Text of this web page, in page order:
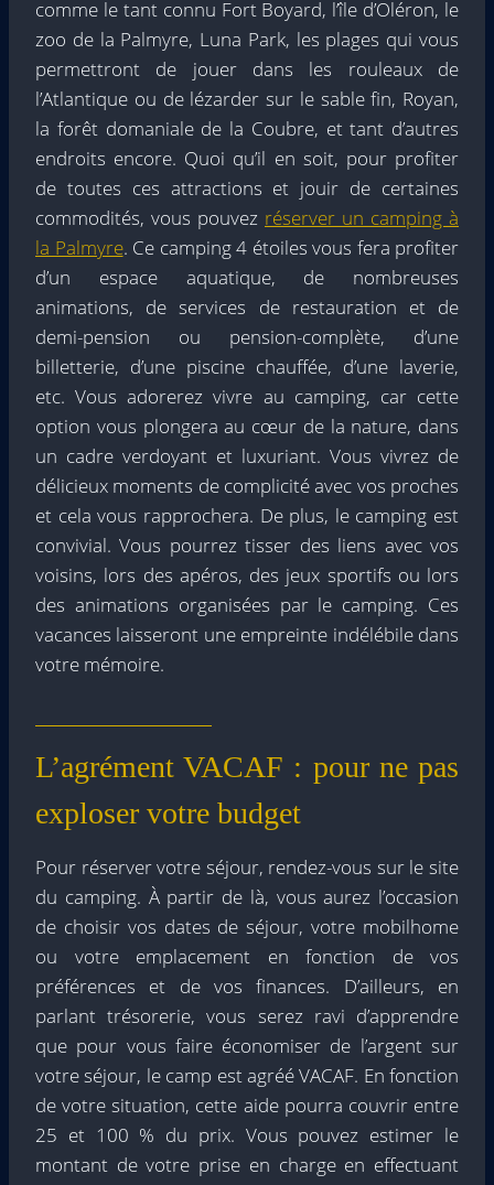
comme le tant connu Fort Boyard, l’île d’Oléron, le
zoo de la Palmyre, Luna Park, les plages qui vous
permettront de jouer dans les rouleaux de
l’Atlantique ou de lézarder sur le sable fin, Royan,
la forêt domaniale de la Coubre, et tant d’autres
endroits encore. Quoi qu’il en soit, pour profiter
de toutes ces attractions et jouir de certaines
commodités, vous pouvez réserver un camping à
la Palmyre. Ce camping 4 étoiles vous fera profiter
d’un espace aquatique, de nombreuses
animations, de services de restauration et de
demi-pension ou pension-complète, d’une
billetterie, d’une piscine chauffée, d’une laverie,
etc. Vous adorerez vivre au camping, car cette
option vous plongera au cœur de la nature, dans
un cadre verdoyant et luxuriant. Vous vivrez de
délicieux moments de complicité avec vos proches
et cela vous rapprochera. De plus, le camping est
convivial. Vous pourrez tisser des liens avec vos
voisins, lors des apéros, des jeux sportifs ou lors
des animations organisées par le camping. Ces
vacances laisseront une empreinte indélébile dans
votre mémoire.
L’agrément VACAF : pour ne pas
exploser votre budget
Pour réserver votre séjour, rendez-vous sur le site
du camping. À partir de là, vous aurez l’occasion
de choisir vos dates de séjour, votre mobilhome
ou votre emplacement en fonction de vos
préférences et de vos finances. D’ailleurs, en
parlant trésorerie, vous serez ravi d’apprendre
que pour vous faire économiser de l’argent sur
votre séjour, le camp est agréé VACAF. En fonction
de votre situation, cette aide pourra couvrir entre
25 et 100 % du prix. Vous pouvez estimer le
montant de votre prise en charge en effectuant